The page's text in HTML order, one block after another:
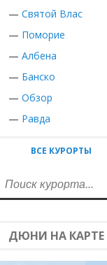
— Святой Влас
— Поморие
— Албена
— Банско
— Обзор
— Равда
ВСЕ КУРОРТЫ
ДЮНИ НА